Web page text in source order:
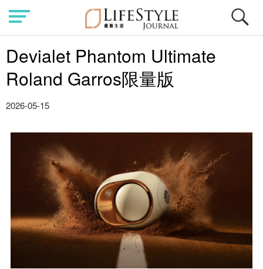
Devialet Phantom Ultimate
Roland Garros限量版
2026-05-15